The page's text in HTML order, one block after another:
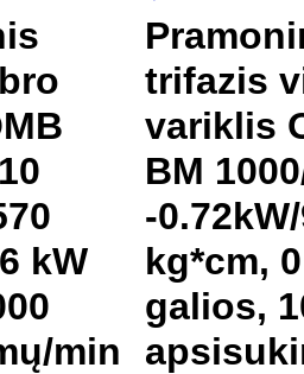
kW
min
trifazis
variklis
BM
-
kg*cm,
galios,